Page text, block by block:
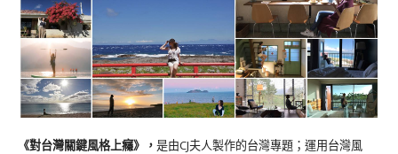
《對台灣關鍵風格上癮》 ， 是由CJ夫人製作的台灣專題；運用台灣風